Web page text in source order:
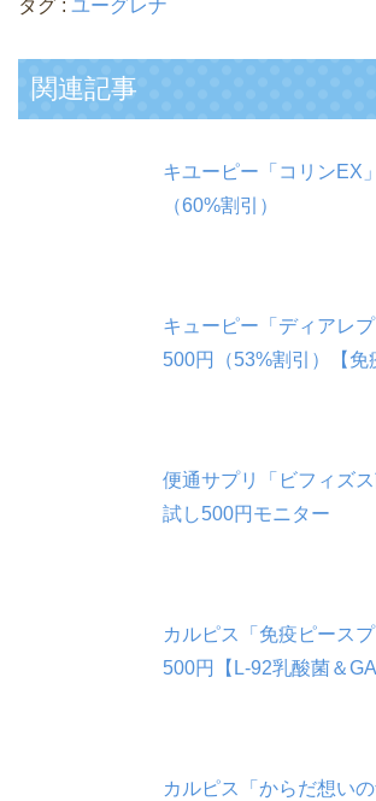
タグ : ユーグレナ
関連記事
キユーピー「コリンEX
（60%割引）
キューピー「ディアレ
500円（53%割引）【免
便通サプリ「ビフィズ
試し500円モニター
カルピス「免疫ピース
500円【L-92乳酸菌＆
カルピス「からだ想い